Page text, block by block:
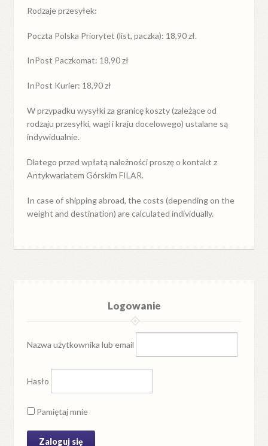
Rodzaje przesyłek:
Poczta Polska Priorytet (list, paczka): 18,90 zł.
InPost Paczkomat: 18,90 zł
InPost Kurier: 18,90 zł
W przypadkuwysyłkiza granicękoszty (zależące od
rodzaju przesyłki, wagi i kraju docelowego) ustalane są
indywidualnie.
Dlatego przed wpłatą należności proszę o kontakt z
Antykwariatem Górskim FILAR.
In case of shipping abroad, the costs (depending on the
weight and destination) are calculated individually.
Logowanie
Nazwa użytkownika lub email
Hasło
Pamiętaj mnie